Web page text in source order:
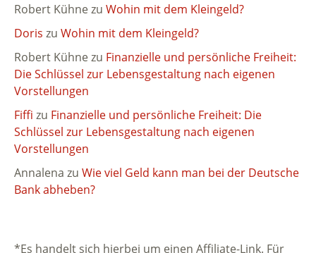
Robert Kühnezu Wohin mit dem Kleingeld?
Doris zu Wohin mit dem Kleingeld?
Robert Kühnezu Finanzielle und persönliche Freiheit:
Die Schlüssel zur Lebensgestaltung nach eigenen
Vorstellungen
Fiffi zu Finanzielle und persönliche Freiheit: Die
Schlüssel zur Lebensgestaltung nach eigenen
Vorstellungen
Annalena zu Wie viel Geld kann man bei der Deutsche
Bank abheben?
*Es handelt sich hierbei um einen Affiliate-Link. Für